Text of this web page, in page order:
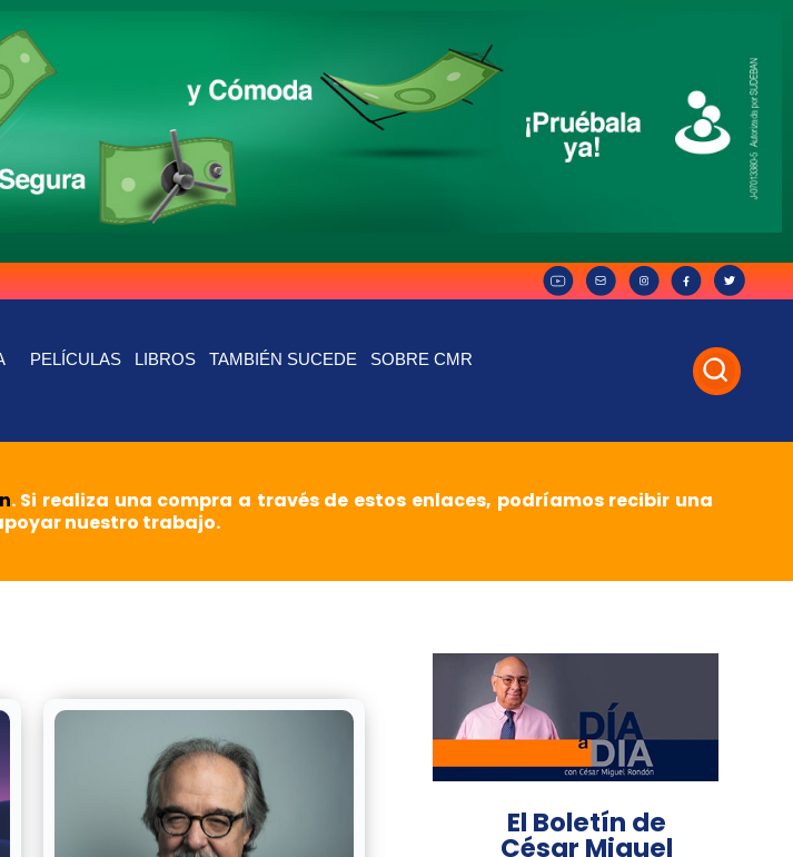
PELÍCULAS LIBROS TAMBIÉN SUCEDE SOBRE CMR
. Si realiza una compra a través de estos enlaces, podríamos recibir una
nuestro trabajo.
El Boletín de
César Miguel